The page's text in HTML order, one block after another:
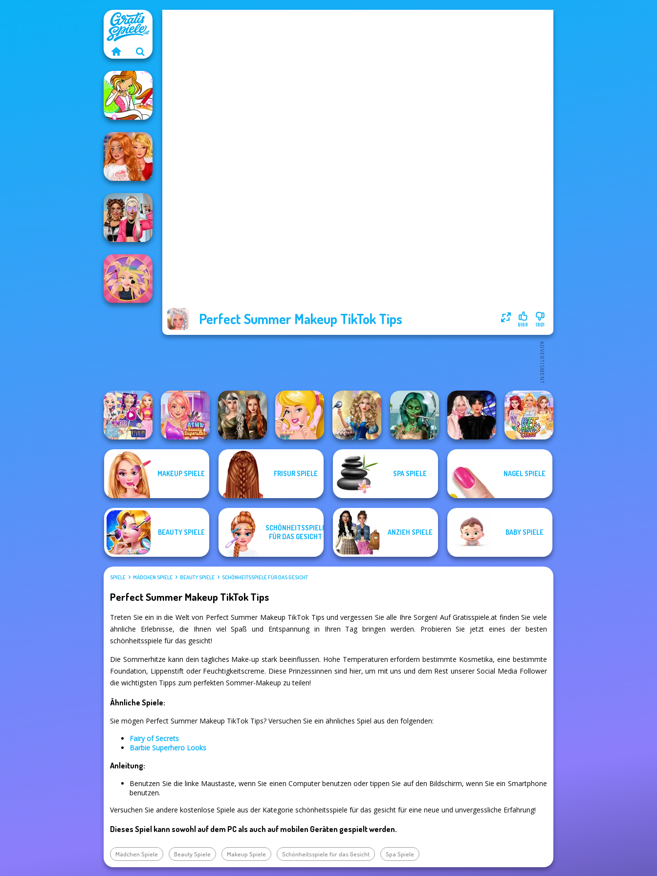
Perfect Summer Makeup TikTok Tips 1801
6169
Winx Paint Fairy
Color
Bestie To The
Rescue Breakup
P...
BFFs Vs Bullies:
Fashion Rival...
Elsa And
Rapunzel
Princess Riv...
ASMR Beauty
Elven Kingdom
Forest Of
Wonder...
Ellie's Morning
Storybook Glam
Dress Up
Advent...
Gorgeous Cool
Wednesday
Besties Fun Day
MAKEUP SPIELE FRISUR SPIELE SPA SPIELE NAGEL SPIELE
BEAUTY SPIELE
SCHÖNHEITSSPIELE
FÜR DAS GESICHT
ANZIEH SPIELE BABY SPIELE
SPIELE MÄDCHEN SPIELE BEAUTY SPIELE SCHÖNHEITSSPIELE FÜR DAS GESICHT
Perfect Summer Makeup TikTok Tips
Treten Sie ein in die Welt von Perfect Summer Makeup TikTok Tips und vergessen Sie alle Ihre Sorgen! Auf Gratisspiele.at finden Sie viele
ähnliche Erlebnisse, die Ihnen viel Spaß und Entspannung in Ihren Tag bringen werden. Probieren Sie jetzt eines der besten
schönheitsspiele für das gesicht!
Die Sommerhitze kann dein tägliches Make-up stark beeinflussen. Hohe Temperaturen erfordern bestimmte Kosmetika, eine bestimmte
Foundation, Lippenstift oder Feuchtigkeitscreme. Diese Prinzessinnen sind hier, um mit uns und dem Rest unserer Social Media Follower
die wichtigsten Tipps zum perfekten Sommer-Makeup zu teilen!
Ähnliche Spiele:
Sie mögen Perfect Summer Makeup TikTok Tips? Versuchen Sie ein ähnliches Spiel aus den folgenden:
Fairy of Secrets
Barbie Superhero Looks
Anleitung:
Benutzen Sie die linke Maustaste, wenn Sie einen Computer benutzen oder tippen Sie auf den Bildschirm, wenn Sie ein Smartphone
benutzen.
Versuchen Sie andere kostenlose Spiele aus der Kategorie schönheitsspiele für das gesicht für eine neue und unvergessliche Erfahrung!
Dieses Spiel kann sowohl auf dem PC als auch auf mobilen Geräten gespielt werden.
Mädchen Spiele Beauty Spiele Makeup Spiele Schönheitsspiele für das Gesicht Spa Spiele